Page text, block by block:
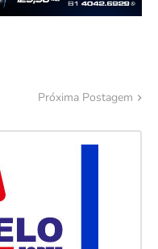
Próxima Postagem